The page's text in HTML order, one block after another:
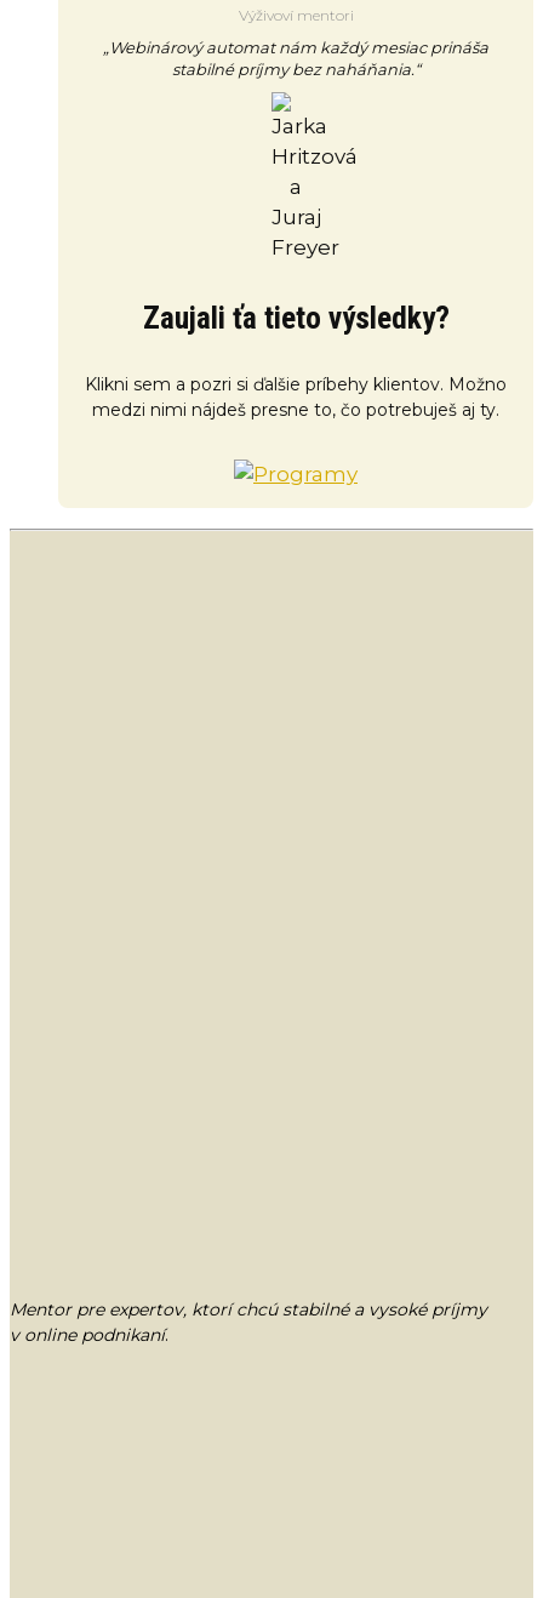
Výživoví mentori
„Webinárový automat nám každý mesiac prináša
stabilné príjmy bez naháňania.“
Zaujali ťa tieto výsledky?
Klikni sem a pozri si ďalšie príbehy klientov. Možno
medzi nimi nájdeš presne to, čo potrebuješ aj ty.
Mentor pre expertov, ktorí chcú stabilné a vysoké príjmy
v online podnikaní.